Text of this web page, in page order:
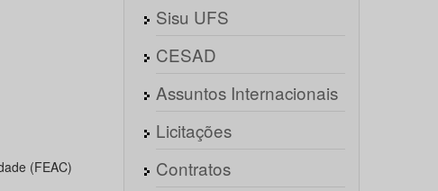
(FEAC)
Sisu UFS
CESAD
Assuntos Internacionais
Licitações
Contratos